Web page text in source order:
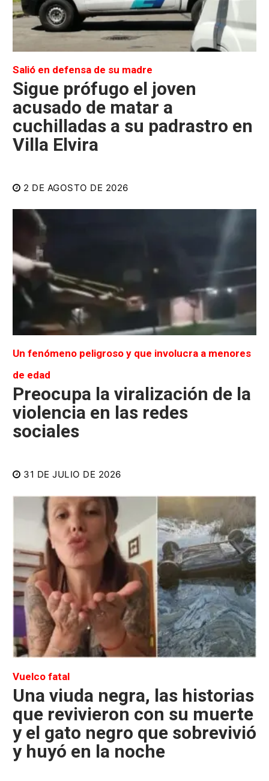
Salió en defensa de su madre
Sigue prófugo el joven
acusado de matar a
cuchilladas a su padrastro en
Villa Elvira
2 DE AGOSTO DE 2026
Un fenómeno peligroso y que involucra a menores
de edad
Preocupa la viralización de la
violencia en las redes
sociales
31 DE JULIO DE 2026
Vuelco fatal
Una viuda negra, las historias
que revivieron con su muerte
y el gato negro que sobrevivió
y huyó en la noche